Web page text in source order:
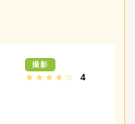
撮影
★★★★☆ 4